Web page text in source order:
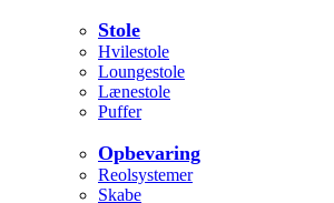
Stole
Hvilestole
Loungestole
Lænestole
Puffer
Opbevaring
Reolsystemer
Skabe